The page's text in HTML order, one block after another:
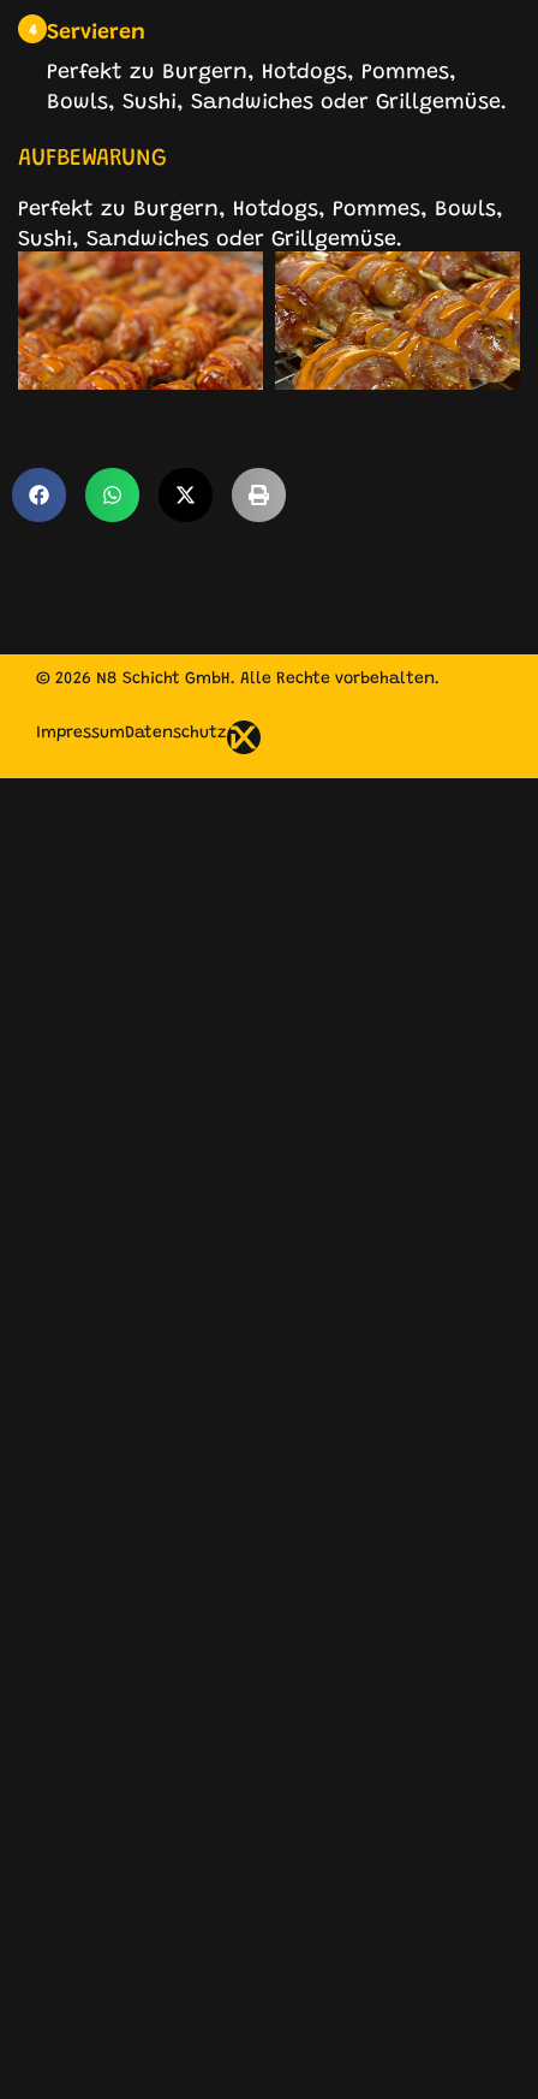
4 Servieren
Perfekt zu Burgern, Hotdogs, Pommes,
Bowls, Sushi, Sandwiches oder Grillgemüse.
AUFBEWARUNG
Perfekt zu Burgern, Hotdogs, Pommes, Bowls,
Sushi, Sandwiches oder Grillgemüse.
© 2026 N8 Schicht GmbH. Alle Rechte vorbehalten.
ImpressumDatenschutz